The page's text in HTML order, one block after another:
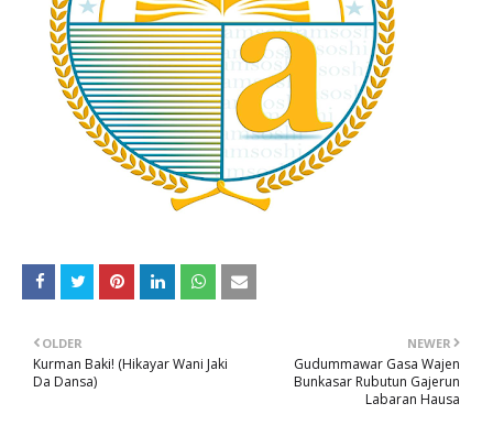
NEWER
Gudummawar Gasa Wajen
Bunkasar Rubutun Gajerun
Labaran Hausa
OLDER
Kurman Baki! (Hikayar Wani Jaki
Da Dansa)